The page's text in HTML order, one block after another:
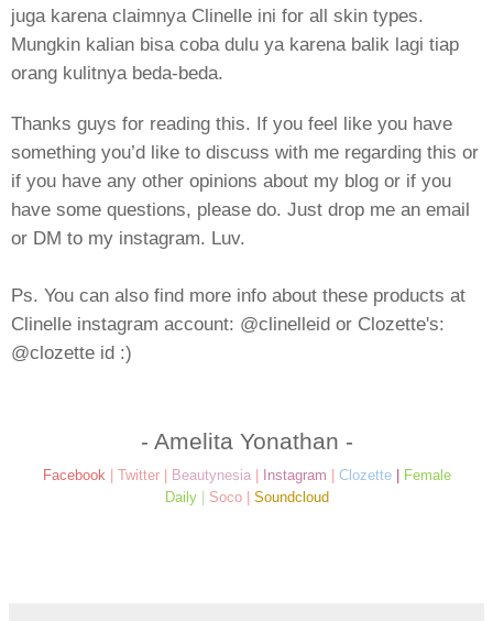
juga karena claimnya Clinelle ini for all skin types.
Mungkin kalian bisa coba dulu ya karena balik lagi tiap
orang kulitnya beda-beda.
Thanks guys for reading this. If you feel like you have
something you’d like to discuss with me regarding this or
if you have any other opinions about my blog or if you
have some questions, please do. Just drop me an email
or DM to my instagram. Luv.
Ps. You can also find more info about these products at
Clinelle instagram account: @clinelleid or Clozette's:
@clozette id :)
- Amelita Yonathan -
Facebook| Twitter| Beautynesia| Instagram Clozette|
Female
Daily| Soco Soundcloud